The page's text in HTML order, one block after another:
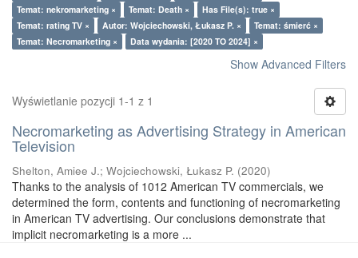
Temat: nekromarketing ×
Temat: Death ×
Has File(s): true ×
Temat: rating TV ×
Autor: Wojciechowski, Łukasz P. ×
Temat: śmierć ×
Temat: Necromarketing ×
Data wydania: [2020 TO 2024] ×
Show Advanced Filters
Wyświetlanie pozycji 1-1 z 1
Necromarketing as Advertising Strategy in American
Television
Shelton, Amiee J.; Wojciechowski, Łukasz P. (2020)
Thanks to the analysis of 1012 American TV commercials, we
determined the form, contents and functioning of necromarketing
in American TV advertising. Our conclusions demonstrate that
implicit necromarketing is a more ...